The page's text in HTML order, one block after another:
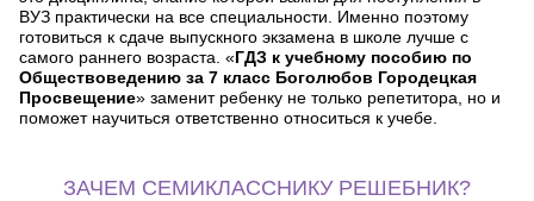
ВУЗ практически на все специальности. Именно поэтому
готовиться к сдаче выпускного экзамена в школе лучше с
самого раннего возраста. «ГДЗ к учебному пособию по
Обществоведению за 7 класс Боголюбов Городецкая
Просвещение» заменит ребенку не только репетитора, но и
поможет научиться ответственно относиться к учебе.
ЗАЧЕМ СЕМИКЛАССНИКУ РЕШЕБНИК?